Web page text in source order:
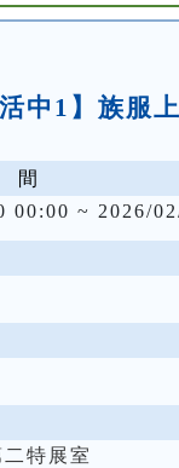
活中1】族服
間
00:00 ~ 2026/
特展室